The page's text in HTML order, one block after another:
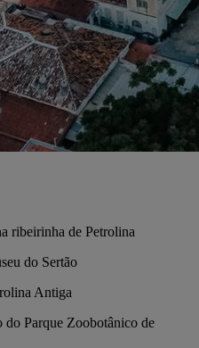
ribeirinha de Petrolina
do Sertão
Antiga
do Parque Zoobotânico de